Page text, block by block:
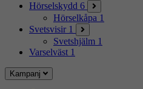
Hörselskydd 6
Hörselkåpa 1
Svetsvisir 1
Svetshjälm 1
Varselväst 1
Kampanj